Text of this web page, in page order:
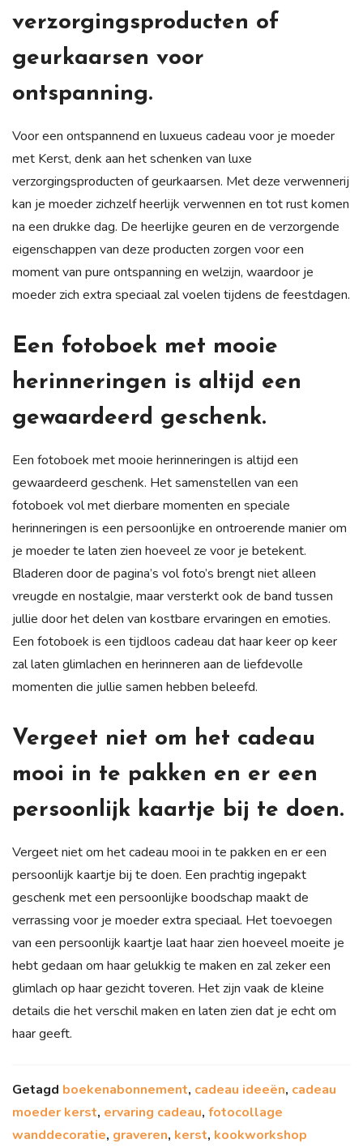
verzorgingsproducten of
geurkaarsen voor
ontspanning.
Voor een ontspannend en luxueus cadeau voor je moeder
met Kerst, denk aan het schenken van luxe
verzorgingsproducten of geurkaarsen. Met deze verwennerij
kan je moeder zichzelf heerlijk verwennen en tot rust komen
na een drukke dag. De heerlijke geuren en de verzorgende
eigenschappen van deze producten zorgen voor een
moment van pure ontspanning en welzijn, waardoor je
moeder zich extra speciaal zal voelen tijdens de feestdagen.
Een fotoboek met mooie
herinneringen is altijd een
gewaardeerd geschenk.
Een fotoboek met mooie herinneringen is altijd een
gewaardeerd geschenk. Het samenstellen van een
fotoboek vol met dierbare momenten en speciale
herinneringen is een persoonlijke en ontroerende manier om
je moeder te laten zien hoeveel ze voor je betekent.
Bladeren door de pagina’s vol foto’s brengt niet alleen
vreugde en nostalgie, maar versterkt ook de band tussen
jullie door het delen van kostbare ervaringen en emoties.
Een fotoboek is een tijdloos cadeau dat haar keer op keer
zal laten glimlachen en herinneren aan de liefdevolle
momenten die jullie samen hebben beleefd.
Vergeet niet om het cadeau
mooi in te pakken en er een
persoonlijk kaartje bij te doen.
Vergeet niet om het cadeau mooi in te pakken en er een
persoonlijk kaartje bij te doen. Een prachtig ingepakt
geschenk met een persoonlijke boodschap maakt de
verrassing voor je moeder extra speciaal. Het toevoegen
van een persoonlijk kaartje laat haar zien hoeveel moeite je
hebt gedaan om haar gelukkig te maken en zal zeker een
glimlach op haar gezicht toveren. Het zijn vaak de kleine
details die het verschil maken en laten zien dat je echt om
haar geeft.
Getagd boekenabonnement, cadeau ideeën, cadeau
moeder kerst, ervaring cadeau, fotocollage
wanddecoratie, graveren, kerst, kookworkshop